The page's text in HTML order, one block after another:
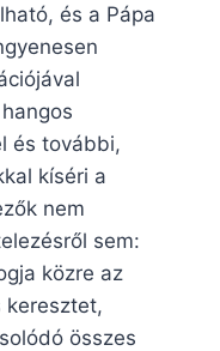
és a Pápa
és további,
kíséri a
nem
sem:
közre az
keresztet,
összes